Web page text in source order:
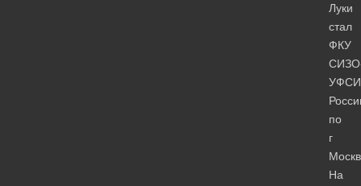
Луки
стал
ФКУ
по
г
На